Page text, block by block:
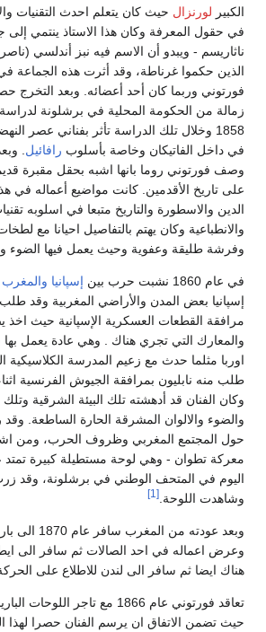
الكبير لورنزال حيث كان يتعلم احدث التقنيات
في حقول المعرفة وكان هذا الاستاذ ينتمي إلى
ناثاريسم - ويبدو أن الاسم فيه نبز أندلسي
الذين حكموا غرناطة، وقد أثرت هذه الجماعة
فورتوني وربما كان أحد أعضائه. وبعد التخرج
زمالة من الحكومة المحلية في برشلونة
1858 وخلال تلك الدراسة تأثر بفناني عصر
في داخل الفاتيكان وخاصة بأسلوب رافائيل .
وصف فورتوني روما بانها اشبه بحقل مقبرة
على تاريخ الأقدمين. كانت مواضيع أعماله في
الدين والاسطورة والتاريخ متبعا في اسلوبه
والانطباعية وكان يهتم بالتفاصيل احيانا مع
وفرشة طليقة وعفوية وحيث يعمل فيها الضوء
في عام 1860 نشبت حرب بين إسپانيا والمغرب
إسپانيا بعض المدن والأراضي المغربية وقد
مرافقة القطعات العسكرية الإسپانية حيث اخذ
والمعارك التي تجري هناك . وهي عادة يعمل بها
اوربا مثلما حدث مع زعيم المدرسة الكلاسيكية
طلب منه نابليون بمرافقة الجيوش الفرنسية
وكان الفنان قد أدهشته تلك البيئة الشرقية وتلك
والضوء والالوان المشرقة الحارة الساطعة.
حول المجتمع المغربي وظروف الحرب، ومن
معركة تطوان - وهي لوحة مستطيلة كبيرة تمتد
اليوم في المتحف الوطني في برشلونة، وقد
وشاهدت اللوحة. [1]
وبعد عودته من
وعرض اعماله في احد الصالات ثم سافر الى
هناك ايضا ثم سافر الى لندن للاطلاع على الحركة
تعاقد فورتوني عام 1866 مع تاجر
حيث تضمن الاتفاق ان يرسم الفنان حصرا لهذا